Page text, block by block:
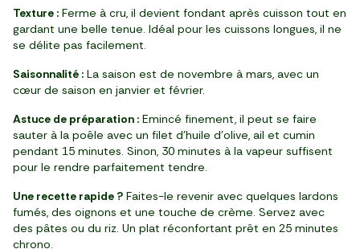
Texture : Ferme à cru, il devient fondant après cuisson tout en
gardant une belle tenue. Idéal pour les cuissons longues, il ne
se délite pas facilement.
Saisonnalité : La saison est de novembre à mars, avec un
cœur de saison en janvier et février.
Astuce de préparation : Emincé finement, il peut se faire
sauter à la poêle avec un filet d’huile d’olive, ail et cumin
pendant 15 minutes. Sinon, 30 minutes à la vapeur suffisent
pour le rendre parfaitement tendre.
Une recette rapide ? Faites-le revenir avec quelques lardons
fumés, des oignons et une touche de crème. Servez avec
des pâtes ou du riz. Un plat réconfortant prêt en 25 minutes
chrono.